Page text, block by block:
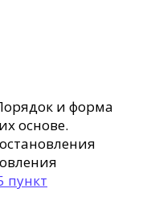
и форма
основе.
пункт